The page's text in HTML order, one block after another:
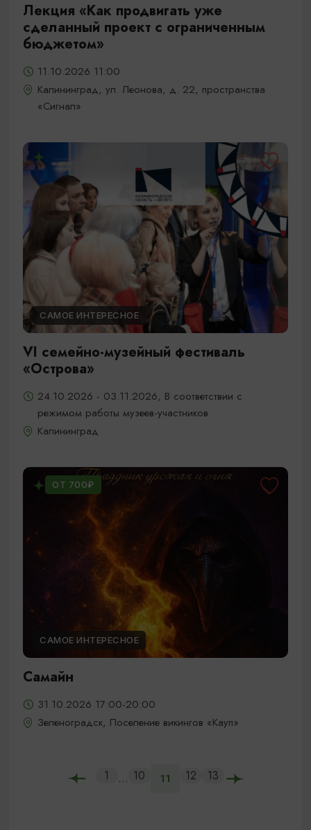
Лекция «Как продвигать уже
сделанный проект с ограниченным
бюджетом»
11.10.2026 11:00
Калининград, ул. Леонова, д. 22, пространства
«Сигнал»
САМОЕ ИНТЕРЕСНОЕ
VI семейно-музейный фестиваль
«Острова»
24.10.2026 - 03.11.2026, В соответствии с
режимом работы музеев-участников
Калининград
ОТ 700₽
САМОЕ ИНТЕРЕСНОЕ
Самайн
31.10.2026 17:00-20:00
Зеленоградск, Поселение викингов «Кауп»
1 ... 10 11 12 13